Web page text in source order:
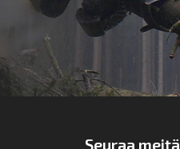
Seuraa meitä